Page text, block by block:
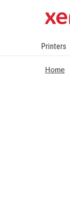
Printers
Home